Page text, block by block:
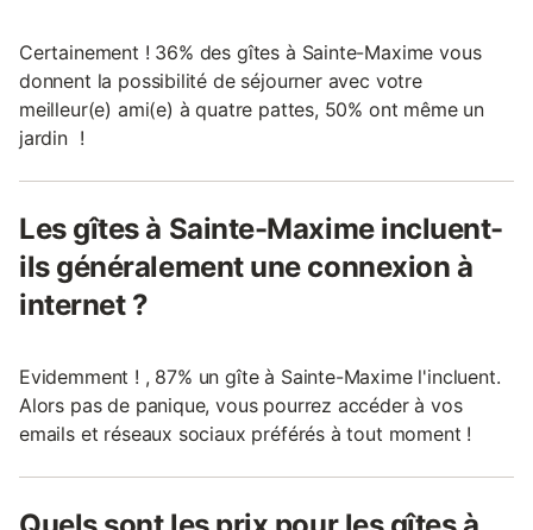
Certainement ! 36% des gîtes à Sainte-Maxime vous
donnent la possibilité de séjourner avec votre
meilleur(e) ami(e) à quatre pattes, 50% ont même un
jardin !
Les gîtes à Sainte-Maxime incluent-
ils généralement une connexion à
internet ?
Evidemment ! , 87% un gîte à Sainte-Maxime l'incluent.
Alors pas de panique, vous pourrez accéder à vos
emails et réseaux sociaux préférés à tout moment !